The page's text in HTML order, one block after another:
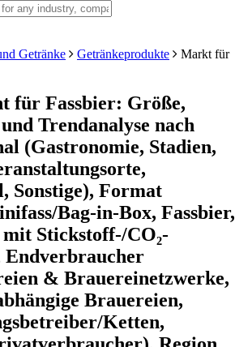
Getränke Getränkeprodukte
Markt für
für Fassbier: Größe,
Trendanalyse nach
(Gastronomie, Stadien,
Sonstige), Format
Bag-in-Box, Fassbier,
Stickstoff-/CO₂-
Endverbraucher
& Brauereinetzwerke,
Brauereien,
Ketten,